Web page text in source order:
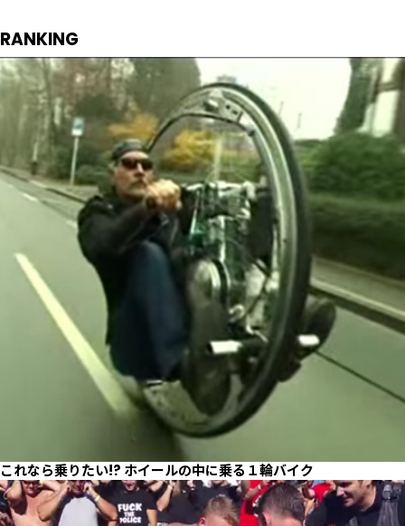
RANKING
これなら乗りたい!? ホイールの中に乗る１輪バイク